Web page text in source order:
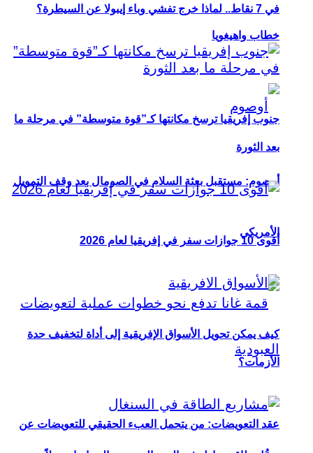
خطاب واهيغويا
أوصوم: مستقبل بعثة السلام في الصومال بعد وقف التمويل
الأمريكي
عقد التعويضات: من يتحمل العبء الحقيقي للتعويضات عن
في 7 نقاط.. لماذا خرج تفشي وباء إيبولا عن السيطرة؟
جنوب إفريقيا ترسخ مكانتها كـ”قوة متوسطة” في مرحلة ما
بعد الثورة
أقوى 10 جوازات سفر في إفريقيا لعام 2026
كيف يمكن تحويل الأسواق الإفريقية إلى أداة لتخفيف حدة
الأزمات؟